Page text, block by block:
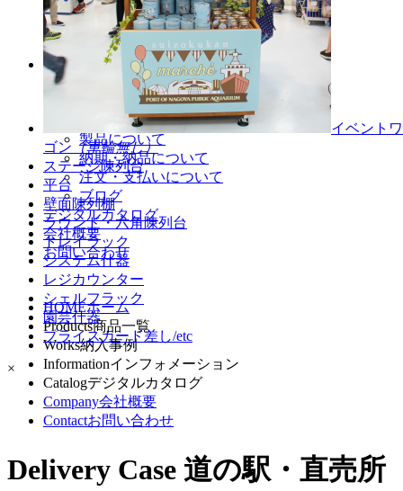
販売店・イベント
飲食料品店
インフォメーション
よくある質問
FAXでのお見積り・ご注文
製品について
納期・納品について
注文・支払いについて
ブログ
デジタルカタログ
会社概要
お問い合わせ
HOMEホーム
Products商品一覧
Works納入事例
Informationインフォメーション
Catalogデジタルカタログ
Company会社概要
Contactお問い合わせ
Delivery Case 道の駅・直売所
イベントワ
ゴン （車輪無し）
ステージ陳列台
平台
壁面陳列棚
ラウンド・六角陳列台
トレイラック
システム什器
レジカウンター
シェルフラック
園芸什器
プライスカード差し/etc
×